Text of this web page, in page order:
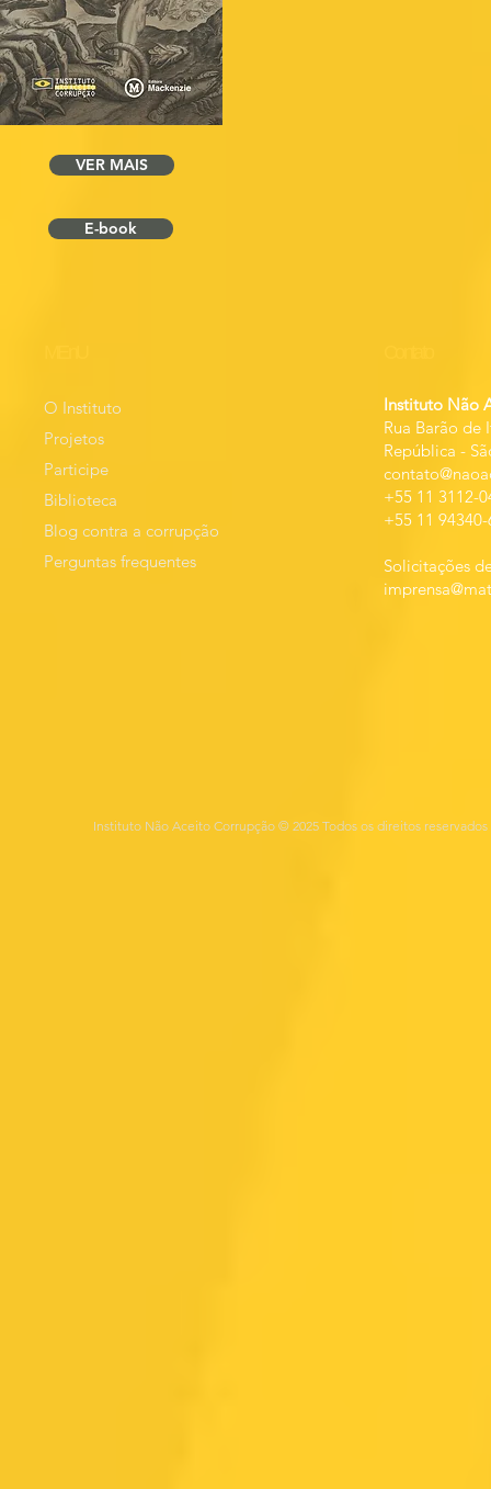
VER MAIS
E-book
O Instituto
Projetos
Participe
Biblioteca
Blog contra a corrupção
Perguntas frequentes
Instituto Não
Rua Barão de
República -
+55 11 3112-
+55 11
Solicitações
Instituto Não Aceito Corrupção © 2025 Todos os direitos